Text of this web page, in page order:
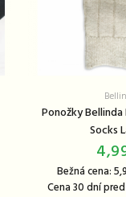
Ponožky
Socks
Bežná cena:
Cena 30 dní